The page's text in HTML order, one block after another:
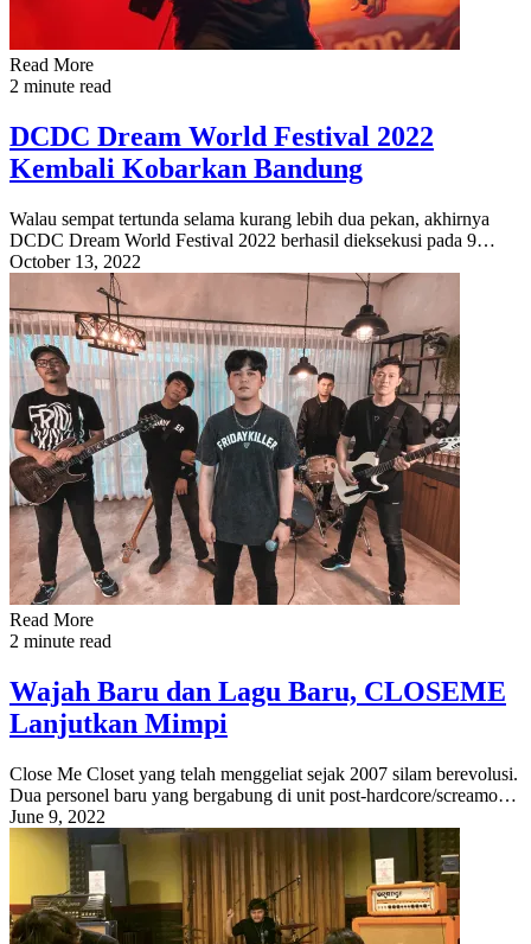
Read More
2 minute read
DCDC Dream World Festival 2022
Kembali Kobarkan Bandung
Walau sempat tertunda selama kurang lebih dua pekan, akhirnya
DCDC Dream World Festival 2022 berhasil dieksekusi pada 9…
October 13, 2022
Read More
2 minute read
Wajah Baru dan Lagu Baru, CLOSEME
Lanjutkan Mimpi
Close Me Closet yang telah menggeliat sejak 2007 silam berevolusi.
Dua personel baru yang bergabung di unit post-hardcore/screamo…
June 9, 2022